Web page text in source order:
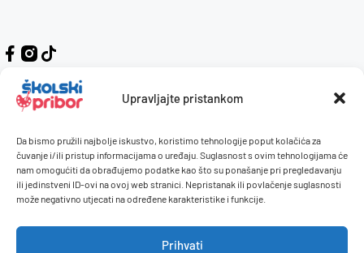
Upravljajte pristankom
Da bismo pružili najbolje iskustvo, koristimo tehnologije poput kolačića za
čuvanje i/ili pristup informacijama o uređaju. Suglasnost s ovim tehnologijama će
nam omogućiti da obrađujemo podatke kao što su ponašanje pri pregledavanju
ili jedinstveni ID-ovi na ovoj web stranici. Nepristanak ili povlačenje suglasnosti
može negativno utjecati na određene karakteristike i funkcije.
Prihvati
Kontakt
O nama
Naručivanje i plaćanje
Uvjeti korištenja
Pravilnik giveaway
Politika privatnosti